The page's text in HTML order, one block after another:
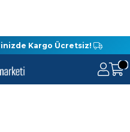
Kargo Ücretsiz!